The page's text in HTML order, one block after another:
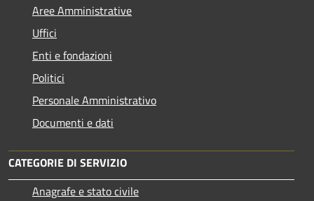
Aree Amministrative
Uffici
Enti e fondazioni
Politici
Personale Amministrativo
Documenti e dati
CATEGORIE DI SERVIZIO
Anagrafe e stato civile